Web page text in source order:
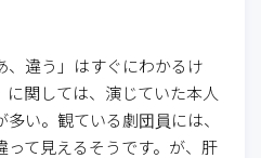
、違う」はすぐにわかるけ
に関しては、演じていた本人
い。観ている劇団員には、
って見えるそうです。が、肝